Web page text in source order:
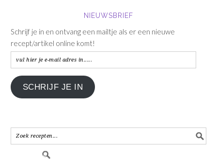
NIEUWSBRIEF
Schrijf je in en ontvang een mailtje als er een nieuwe
recept/artikel online komt!
vul
hier
je
e-
in.....
SCHRIJF JE IN